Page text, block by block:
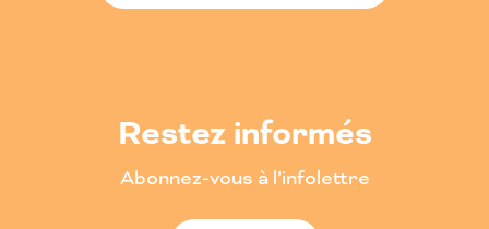
Restez informés
Abonnez-vous à l’infolettre